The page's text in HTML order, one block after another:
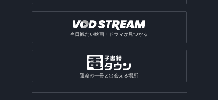
今日観たい映画・ドラマが見つかる
運命の一冊と出会える場所